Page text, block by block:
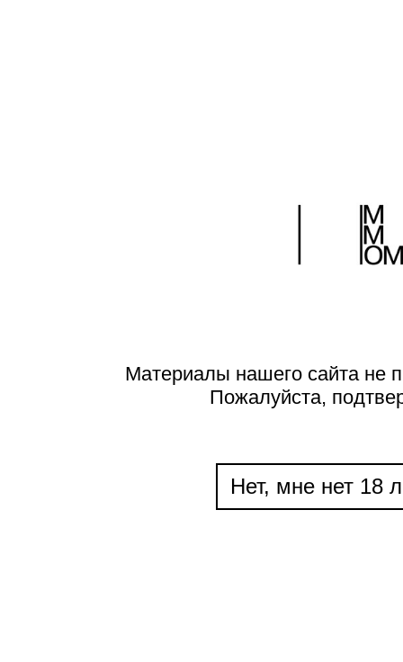
Материалы нашего сайта не
Пожалуйста,
Нет, мне нет 18